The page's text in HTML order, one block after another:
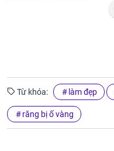
Từ khóa: làm đẹp
răng bị ố vàng